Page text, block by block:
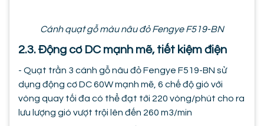
Cánh quạt gỗ màu nâu đỏ Fengye F519-BN
2.3. Động cơ DC mạnh mẽ, tiết kiệm điện
- Quạt trần 3 cánh gỗ nâu đỏ Fengye F519-BN sử
dụng động cơ DC 60W mạnh mẽ, 6 chế độ gió với
vòng quay tối đa có thể đạt tới 220 vòng/phút cho ra
lưu lượng gió vượt trội lên đến 260 m3/min